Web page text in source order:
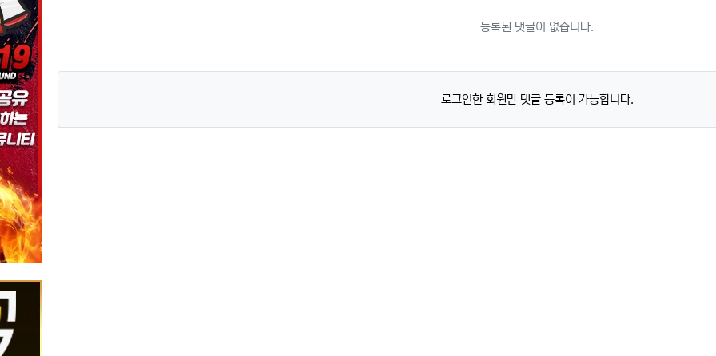
등록된 댓글이 없습니다.
로그인한 회원만 댓글 등록이 가능합니다.